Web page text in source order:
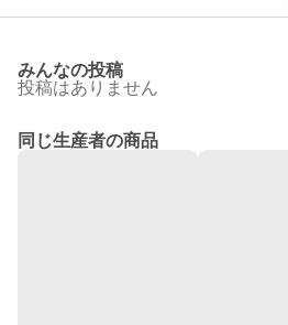
みんなの投稿
投稿はありません
同じ生産者の商品